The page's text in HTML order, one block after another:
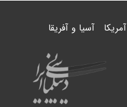
آمریکا آسیا و آفریقا